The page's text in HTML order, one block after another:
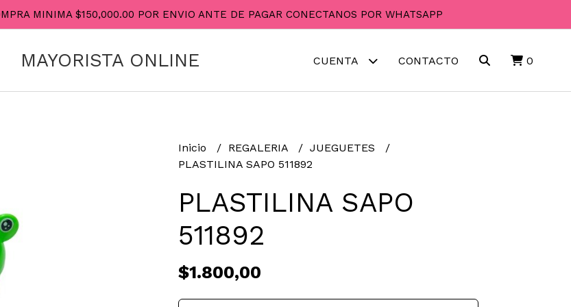
MINIMA $150,000.00 POR ENVIO ANTE DE PAGAR CONECTANOS POR WHATSAPP
MAYORISTA ONLINE CUENTA CONTACTO 0
Inicio REGALERIA
JUEGUETES
PLASTILINA SAPO 511892
PLASTILINA SAPO
511892
$1.800,00